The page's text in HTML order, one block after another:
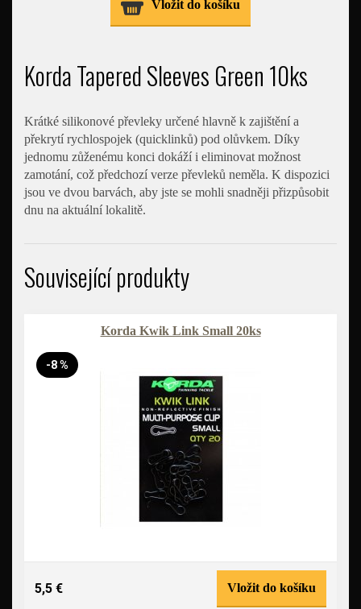
Vložit do košíku
Korda Tapered Sleeves Green 10ks
Krátké silikonové převleky určené hlavně k zajištění a
překrytí rychlospojek (quicklinků) pod olůvkem. Díky
jednomu zůženému konci dokáží i eliminovat možnost
zamotání, což předchozí verze převleků neměla. K dispozici
jsou ve dvou barvách, aby jste se mohli snadněji přizpůsobit
dnu na aktuální lokalitě.
Související produkty
Korda Kwik Link Small 20ks
-8 %
5,5 € Vložit do košíku